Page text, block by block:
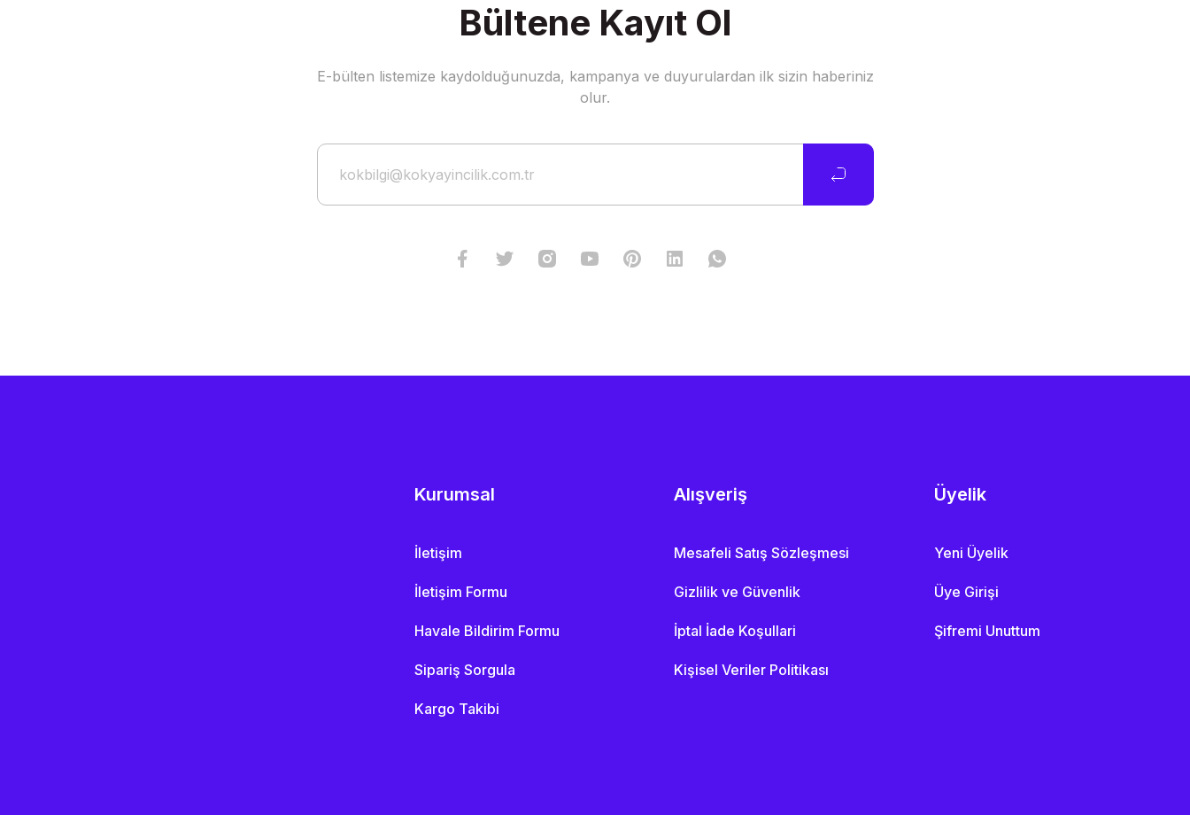
Bültene Kayıt Ol
E-bülten listemize kaydolduğunuzda, kampanya ve duyurulardan ilk sizin haberiniz
olur.
Kurumsal
İletişim
İletişim Formu
Havale Bildirim Formu
Sipariş Sorgula
Kargo Takibi
Alışveriş
Mesafeli Satış Sözleşmesi
Gizlilik ve Güvenlik
İptal İade Koşullari
Kişisel Veriler Politikası
Üyelik
Yeni Üyelik
Üye Girişi
Şifremi Unuttum